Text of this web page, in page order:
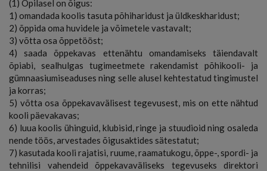
(1) Õpilasel on õigus:
1) omandada koolis tasuta põhiharidust ja üldkeskharidust;
2) õppida oma huvidele ja võimetele vastavalt;
3) võtta osa õppetööst;
4) saada õppekavas ettenähtu omandamiseks täiendavalt
õpiabi, sealhulgas tugimeetmete rakendamist põhikooli- ja
gümnaasiumiseaduses ning selle alusel kehtestatud tingimustel
ja korras;
5) võtta osa õppekavavälisest tegevusest, mis on ette nähtud
kooli päevakavas;
6) luua koolis ühinguid, klubisid, ringe ja stuudioid ning osaleda
nende töös, arvestades õigusaktides sätestatut;
7) kasutada kooli rajatisi, ruume, raamatukogu, õppe-, spordi- ja
tehnilisi vahendeid õppekavaväliseks tegevuseks direktori